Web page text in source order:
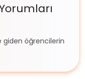
giden öğrencilerin